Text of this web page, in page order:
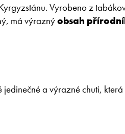
Vyrobeno z
má výraznýobsah
a výrazné chuti,